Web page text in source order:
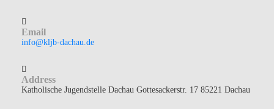
Email
info@kljb-dachau.de
Address
Katholische Jugendstelle Dachau Gottesackerstr. 17 85221 Dachau